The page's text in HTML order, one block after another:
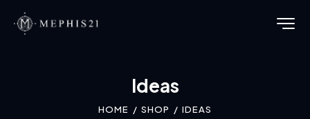
Ideas
HOME SHOP IDEAS